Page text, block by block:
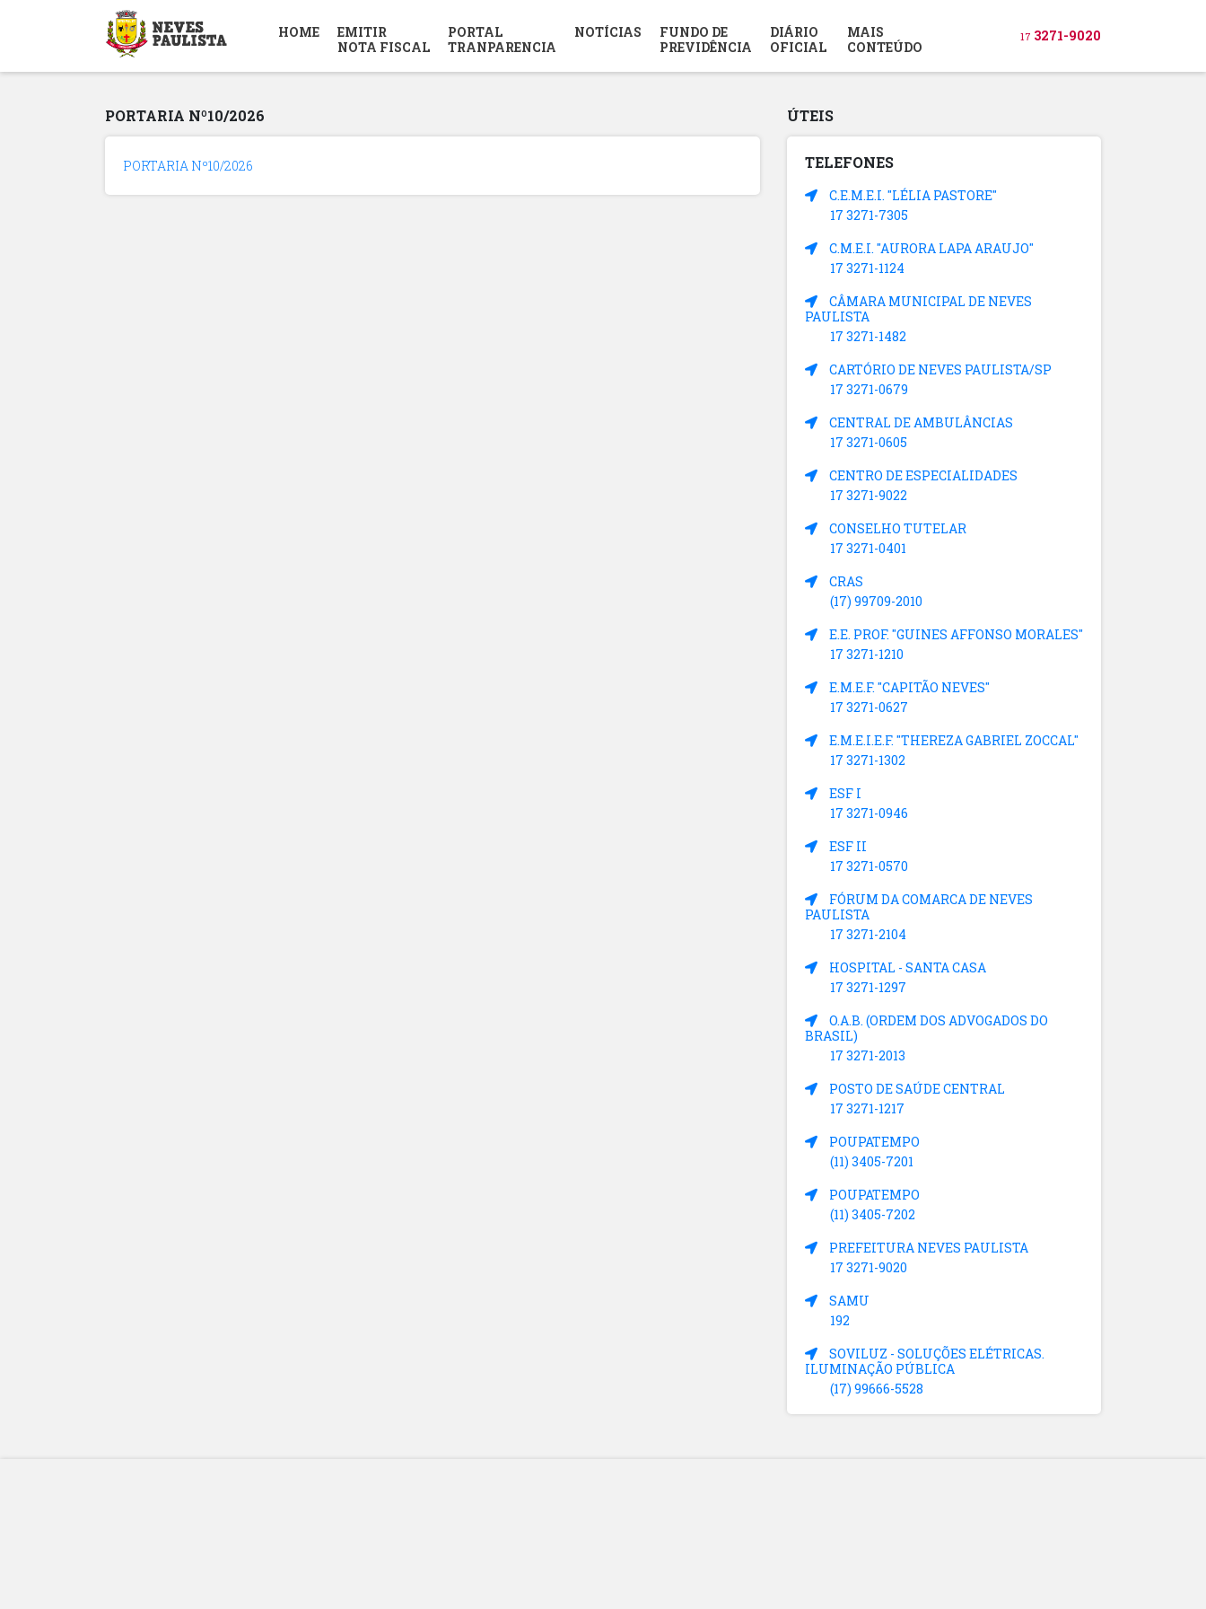
HOME
EMITIR
NOTA FISCAL
PORTAL
TRANPARENCIA
NOTÍCIAS
FUNDO DE
PREVIDÊNCIA
DIÁRIO
OFICIAL
MAIS
CONTEÚDO
17 3271-9020
PORTARIA Nº10/2026
PORTARIA Nº10/2026
ÚTEIS
TELEFONES
C.E.M.E.I. "LÉLIA PASTORE"
17 3271-7305
C.M.E.I. "AURORA LAPA ARAUJO"
17 3271-1124
CÂMARA MUNICIPAL DE NEVES
PAULISTA
17 3271-1482
CARTÓRIO DE NEVES PAULISTA/SP
17 3271-0679
CENTRAL DE AMBULÂNCIAS
17 3271-0605
CENTRO DE ESPECIALIDADES
17 3271-9022
CONSELHO TUTELAR
17 3271-0401
CRAS
(17) 99709-2010
E.E. PROF. "GUINES AFFONSO MORALES"
17 3271-1210
E.M.E.F. "CAPITÃO NEVES"
17 3271-0627
E.M.E.I.E.F. "THEREZA GABRIEL ZOCCAL"
17 3271-1302
ESF I
17 3271-0946
ESF II
17 3271-0570
FÓRUM DA COMARCA DE NEVES
PAULISTA
17 3271-2104
HOSPITAL - SANTA CASA
17 3271-1297
O.A.B. (ORDEM DOS ADVOGADOS DO
BRASIL)
17 3271-2013
POSTO DE SAÚDE CENTRAL
17 3271-1217
POUPATEMPO
(11) 3405-7201
POUPATEMPO
(11) 3405-7202
PREFEITURA NEVES PAULISTA
17 3271-9020
SAMU
192
SOVILUZ - SOLUÇÕES ELÉTRICAS.
ILUMINAÇÃO PÚBLICA
(17) 99666-5528